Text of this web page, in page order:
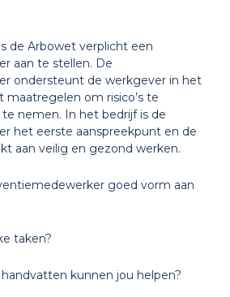
de Arbowet verplicht een
aan te stellen. De
ondersteunt de werkgever in het
om risico’s te
nemen. In het bedrijf is de
het eerste aanspreekpunt en de
aan veilig en gezond werken.
goed vorm aan
taken?
handvatten kunnen jou helpen?